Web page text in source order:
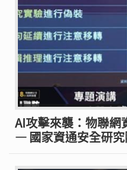
AI攻擊來襲：物聯網
— 國家資通安全研